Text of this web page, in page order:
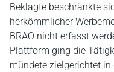
Beklagte beschränkte
herkömmlicher
BRAO nicht erfasst
Plattform ging die
mündete zielgerichtet